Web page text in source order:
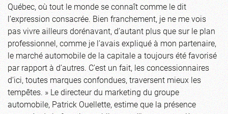
Québec, où tout le monde se connaît comme le dit
l’expression consacrée. Bien franchement, je ne me vois
pas vivre ailleurs dorénavant, d’autant plus que sur le plan
professionnel, comme je l’avais expliqué à mon partenaire,
le marché automobile de la capitale a toujours été favorisé
par rapport à d’autres. C’est un fait, les concessionnaires
d’ici, toutes marques confondues, traversent mieux les
tempêtes. » Le directeur du marketing du groupe
automobile, Patrick Ouellette, estime que la présence